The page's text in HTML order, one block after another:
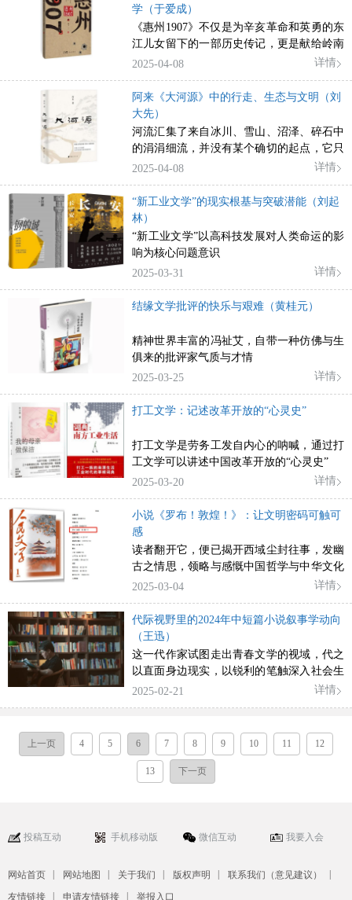
学（于爱成）
《惠州1907》不仅是为辛亥革命和英勇的东
江儿女留下的一部历史传记，更是献给岭南
大地和湾区之地的一部文学史诗。
2025-04-08 详情
阿来《大河源》中的行走、生态与文明（刘
大先）
河流汇集了来自冰川、雪山、沼泽、碎石中
的涓涓细流，并没有某个确切的起点，它只
是开始了，并且不断吸纳，不断壮大，终究
2025-04-08 详情
“新工业文学”的现实根基与突破潜能（刘起
林）
“新工业文学”以高科技发展对人类命运的影
响为核心问题意识
2025-03-31
详情
结缘文学批评的快乐与艰难（黄桂元）
精神世界丰富的冯祉艾，自带一种仿佛与生
俱来的批评家气质与才情
2025-03-25
详情
打工文学：记述改革开放的“心灵史”
打工文学是劳务工发自内心的呐喊，通过打
工文学可以讲述中国改革开放的“心灵史”
2025-03-20
详情
小说《罗布！敦煌！》：让文明密码可触可
感
读者翻开它，便已揭开西域尘封往事，发幽
古之情思，领略与感慨中国哲学与中华文化
的生动奇妙和博大精深。
2025-03-04 详情
代际视野里的2024年中短篇小说叙事学动向
（王迅）
这一代作家试图走出青春文学的视域，代之
以直面身边现实，以锐利的笔触深入社会生
活，彰显了现实主义文学的担当意识和人文
2025-02-21 详情
上一页 4 5 6 7 8 9 10 11 12
13 下一页
投稿互动 手机移动版 微信互动 我要入会
网站首页 网站地图 关于我们 版权声明 联系我们（意见建议）
友情链接 申请友情链接 举报入口